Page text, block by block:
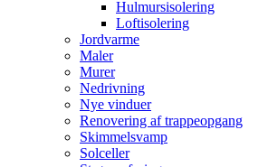
Hulmursisolering
Loftisolering
Jordvarme
Maler
Murer
Nedrivning
Nye vinduer
Renovering af trappeopgang
Skimmelsvamp
Solceller